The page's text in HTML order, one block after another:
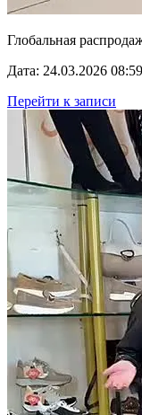
Глобальная
Дата: 24.03.2026 08:59
Перейти к записи